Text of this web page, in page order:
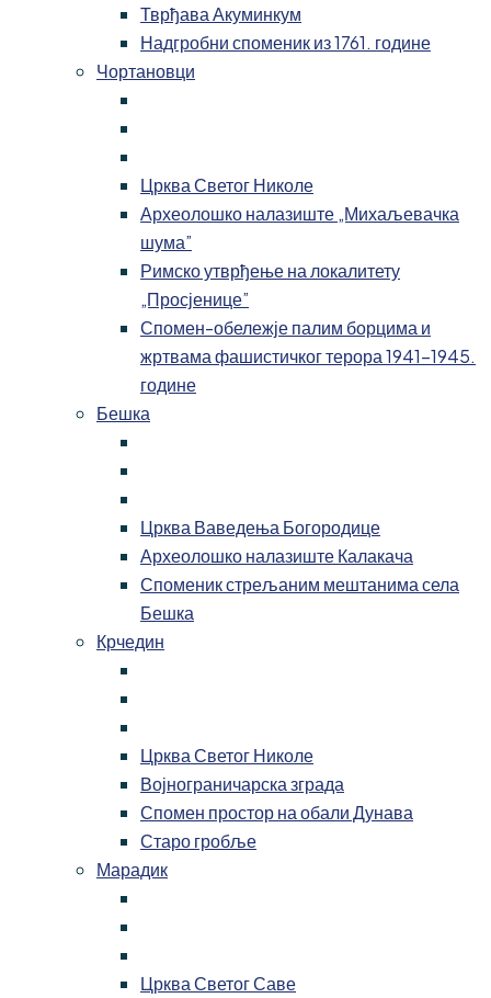
Тврђава Акуминкум
Надгробни споменик из 1761. године
Чортановци
Црква Светог Николе
Археолошко налазиште „Михаљевачка
шума”
Римско утврђење на локалитету
„Просјенице”
Спомен-обележје палим борцима и
жртвама фашистичког терора 1941-1945.
године
Бешка
Црква Ваведења Богородице
Археолошко налазиште Калакача
Споменик стрељаним мештанима села
Бешка
Крчедин
Црква Светог Николе
Војнограничарска зграда
Спомен простор на обали Дунава
Старо гробље
Марадик
Црква Светог Саве